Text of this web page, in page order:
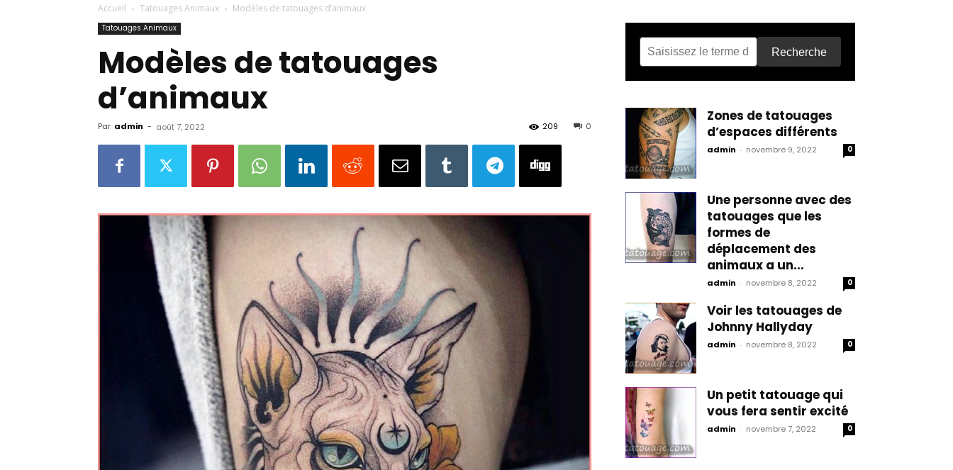
Accueil Tatouages Animaux Modèles de tatouages d’animaux
Tatouages Animaux
Modèles de tatouages
d’animaux
Par admin - août 7, 2022 0
209
Recherche
Zones de tatouages
d’espaces différents
admin - novembre 9, 2022 0
Une personne avec des
tatouages que les
formes de
déplacement des
animaux a un...
admin - novembre 8, 2022 0
Voir les tatouages de
Johnny Hallyday
admin - novembre 8, 2022 0
Un petit tatouage qui
vous fera sentir excité
admin - novembre 7, 2022 0